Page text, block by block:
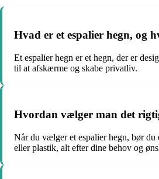
Hvad er et espalier hegn, og
Et espalier hegn er et hegn, der er
til at afskærme og skabe privatliv.
Hvordan vælger man det
Når du vælger et espalier hegn, bør
eller plastik, alt efter dine behov og